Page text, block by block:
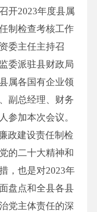
开2023年度县属
制检查考核工作
委主任主持召
委派驻县财政局
属各国有企业领
副总经理、财务
参加本次会议。
政建设责任制检
的二十大精神和
，也是对2023年
盘点和全县各县
党主体责任的深